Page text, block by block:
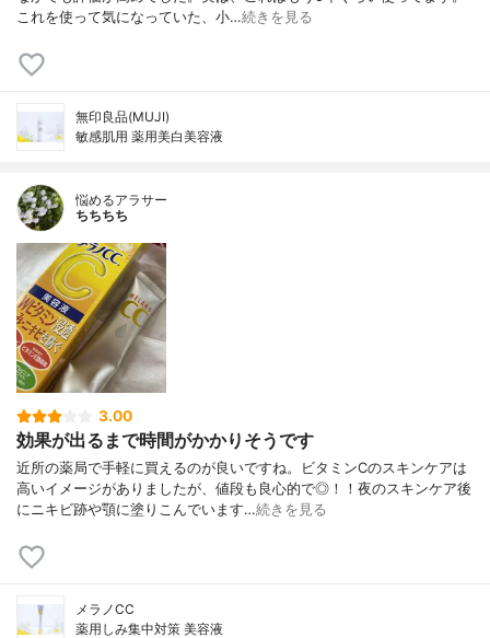
これを使って気になっていた、小…続きを見る
無印良品(MUJI)
敏感肌用 薬用美白美容液
悩めるアラサー
ちちちち
3.00
効果が出るまで時間がかかりそうです
近所の薬局で手軽に買えるのが良いですね。ビタミンCのスキンケアは
高いイメージがありましたが、値段も良心的で◎！！夜のスキンケア後
にニキビ跡や顎に塗りこんでいます…続きを見る
メラノCC
薬用しみ集中対策 美容液